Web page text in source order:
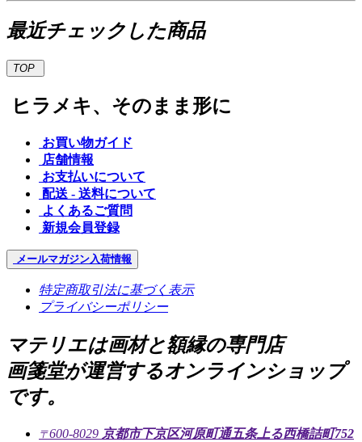
最近チェックした商品
TOP
ヒラメキ、そのまま形に
お買い物ガイド
店舗情報
お支払いについて
配送 - 送料について
よくあるご質問
新規会員登録
メールマガジン入荷情報
特定商取引法に基づく表示
プライバシーポリシー
マテリエは画材と額縁の専門店
画箋堂が運営するオンラインショップ
です。
〒600-8029 京都市下京区河原町通五条上る西橋詰町752